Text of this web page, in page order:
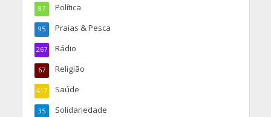
Política
87
Praias & Pesca
95
Rádio
267
Religião
67
Saúde
417
Solidariedade
35